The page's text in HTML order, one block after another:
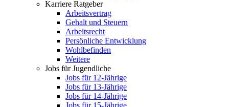
Karriere Ratgeber
Arbeitsvertrag
Gehalt und Steuern
Arbeitsrecht
Persönliche Entwicklung
Wohlbefinden
Weitere
Jobs für Jugendliche
Jobs für 12-Jährige
Jobs für 13-Jährige
Jobs für 14-Jährige
Jobs für 15-Jährige